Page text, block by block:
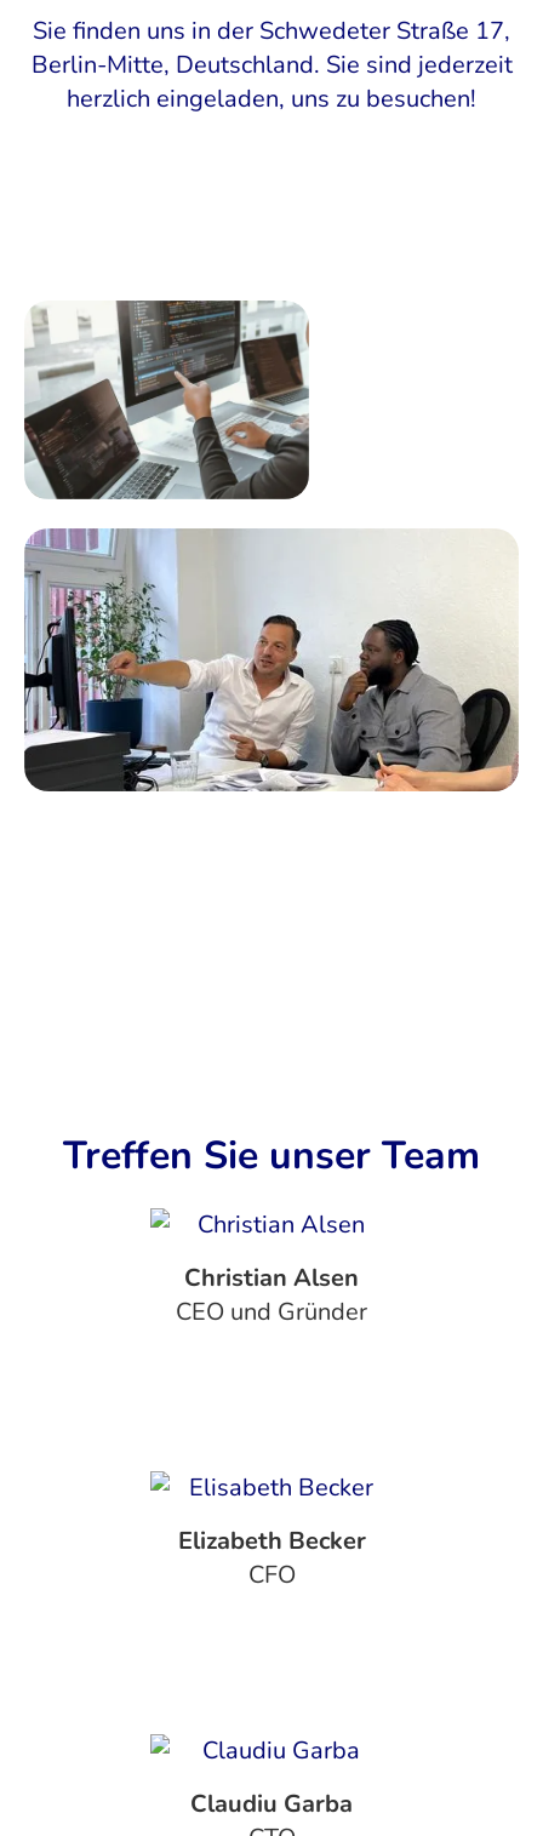
Sie finden uns in der Schwedeter Straße 17,
Berlin-Mitte, Deutschland. Sie sind jederzeit
herzlich eingeladen, uns zu besuchen!
Treffen Sie unser Team
Christian Alsen
CEO und Gründer
Elizabeth Becker
CFO
Claudiu Garba